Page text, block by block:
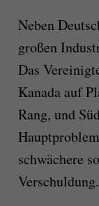
Neben
großen
Das
Kanada auf
Rang, und
schwächere
Verschuldung.